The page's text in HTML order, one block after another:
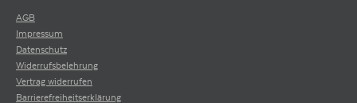
AGB
Impressum
Datenschutz
Widerrufsbelehrung
Vertrag widerrufen
Barrierefreiheitserklärung